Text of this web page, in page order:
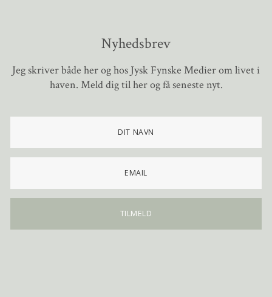
Nyhedsbrev
Jeg skriver både her og hos Jysk Fynske Medier om livet i
haven. Meld dig til her og få seneste nyt.